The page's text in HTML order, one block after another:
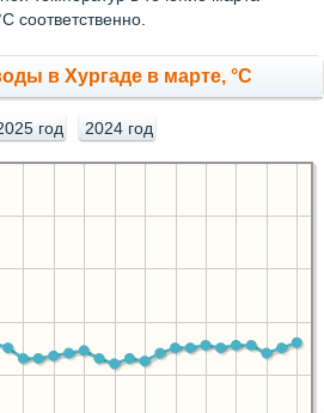
соответственно.
в Хургаде в марте, °C
год 2024 год